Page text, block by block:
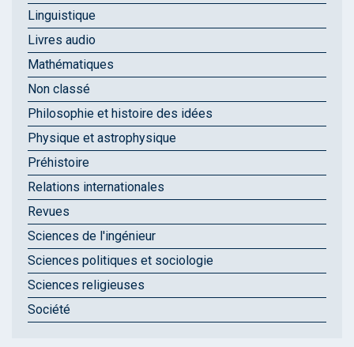
Linguistique
Livres audio
Mathématiques
Non classé
Philosophie et histoire des idées
Physique et astrophysique
Préhistoire
Relations internationales
Revues
Sciences de l'ingénieur
Sciences politiques et sociologie
Sciences religieuses
Société